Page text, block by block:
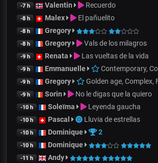
-7 h Valentin Recuerdo
-8 h Malex El pañuelito
-8 h Gregory
-8 h Gregory Vals de los milagros
-9 h Renata Las vueltas de la vida
-9 h Emmanuelle Contemporary,
-9 h Gregory Golden age, Complex,
-9 h Sorin No le digas que la quiero
-10 h Soleïma Leyenda gaucha
-10 h Pascal Lluvia de estrellas
-10 h Dominique 2
-10 h Dominique
-11 h Andy